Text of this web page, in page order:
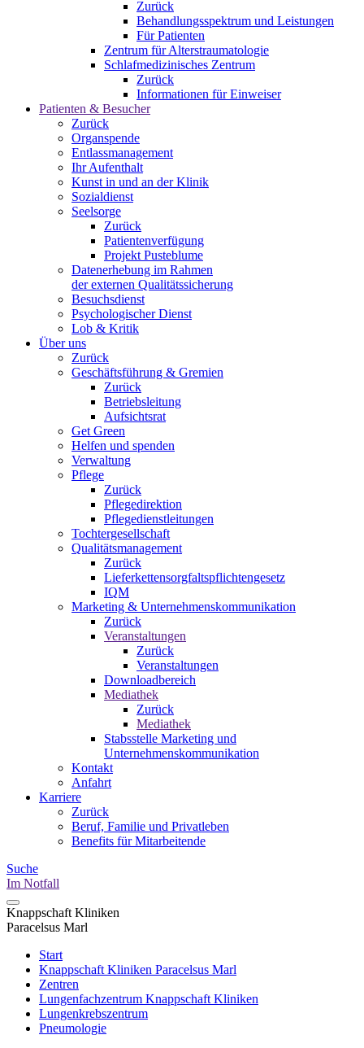
Zurück
Behandlungsspektrum und Leistungen
Für Patienten
Zentrum für Alterstraumatologie
Schlafmedizinisches Zentrum
Zurück
Informationen für Einweiser
Patienten & Besucher
Zurück
Organspende
Entlassmanagement
Ihr Aufenthalt
Kunst in und an der Klinik
Sozialdienst
Seelsorge
Zurück
Patientenverfügung
Projekt Pusteblume
Datenerhebung im Rahmen
der externen Qualitätssicherung
Besuchsdienst
Psychologischer Dienst
Lob & Kritik
Über uns
Zurück
Geschäftsführung & Gremien
Zurück
Betriebsleitung
Aufsichtsrat
Get Green
Helfen und spenden
Verwaltung
Pflege
Zurück
Pflegedirektion
Pflegedienstleitungen
Tochtergesellschaft
Qualitätsmanagement
Zurück
Lieferkettensorgfaltspflichtengesetz
IQM
Marketing & Unternehmenskommunikation
Zurück
Veranstaltungen
Zurück
Veranstaltungen
Downloadbereich
Mediathek
Zurück
Mediathek
Stabsstelle Marketing und
Unternehmenskommunikation
Kontakt
Anfahrt
Karriere
Zurück
Beruf, Familie und Privatleben
Benefits für Mitarbeitende
Suche
Im Notfall
Knappschaft Kliniken
Paracelsus Marl
Start
Knappschaft Kliniken Paracelsus Marl
Zentren
Lungenfachzentrum Knappschaft Kliniken
Lungenkrebszentrum
Pneumologie